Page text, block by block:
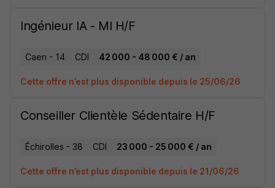
Ingénieur IA - Ml H/F
Caen - 14 CDI 42 000 - 48 000 € / an
Cette offre n’est plus disponible depuis le 25/06/26
Conseiller Clientèle Sédentaire H/F
Échirolles - 38 CDI 23 000 - 25 000 € / an
Cette offre n’est plus disponible depuis le 21/06/26